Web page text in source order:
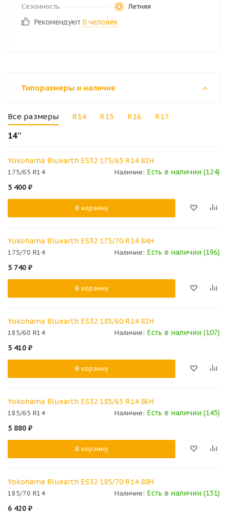
Сезонность Летняя
Рекомендуют 0 человек
Типоразмеры и наличие
Все размеры R14 R15 R16 R17
14''
Yokohama Bluearth ES32 175/65 R14 82H
175/65 R14 Наличие: Есть в наличии (124)
5 400 ₽
В корзину
Yokohama Bluearth ES32 175/70 R14 84H
175/70 R14 Наличие: Есть в наличии (196)
5 740 ₽
В корзину
Yokohama Bluearth ES32 185/60 R14 82H
185/60 R14 Наличие: Есть в наличии (107)
5 410 ₽
В корзину
Yokohama Bluearth ES32 185/65 R14 86H
185/65 R14 Наличие: Есть в наличии (145)
5 880 ₽
В корзину
Yokohama Bluearth ES32 185/70 R14 88H
185/70 R14 Наличие: Есть в наличии (151)
6 420 ₽